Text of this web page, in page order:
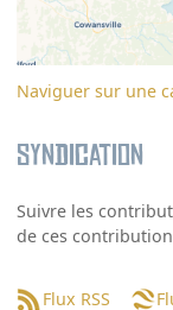
Naviguer sur une
Syndication
Suivre les
de ces
Flux RSS